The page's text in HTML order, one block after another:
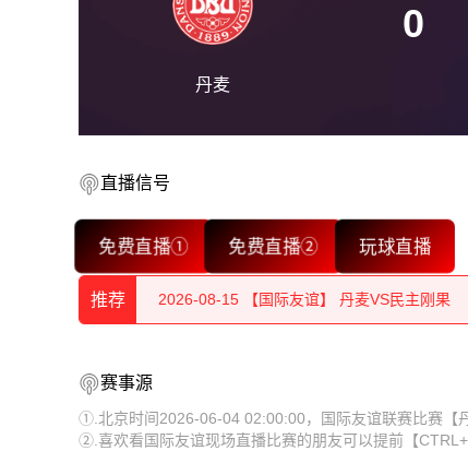
丹麦
0
直播信号
免费直播① 免费直播② 玩球直播
推荐
2026-08-15 【国际友谊】 丹麦VS民主刚果
2026-08-15 【国际友谊】 丹麦VS民主刚果
2026-08-15 【国际友谊】 丹麦VS民主刚果
2026-08-15 【国际友谊】 丹麦VS民主刚果
赛事源
①.北京时间2026-06-04 02:00:00，国际友谊联赛比赛【
②.喜欢看国际友谊现场直播比赛的朋友可以提前【